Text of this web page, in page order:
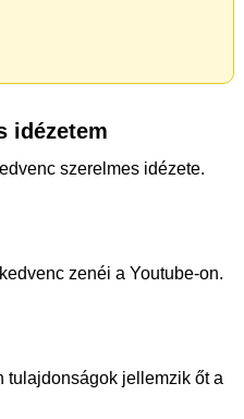
idézetem
szerelmes idézete.
zenéi a Youtube-on.
tulajdonságok jellemzik őt a